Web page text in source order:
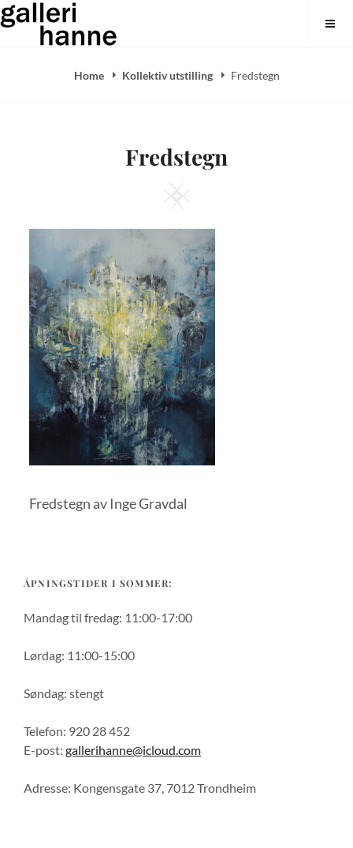
Skip
toGalleri Hanne
Home Kollektiv utstilling Fredstegn
Fredstegn
Square
Fredstegn av Inge Gravdal
ÅPNINGSTIDER I SOMMER:
Mandag til fredag: 11:00-17:00
Lørdag: 11:00-15:00
Søndag: stengt
Telefon: 920 28 452
E-post: gallerihanne@icloud.com
Adresse: Kongensgate 37, 7012 Trondheim